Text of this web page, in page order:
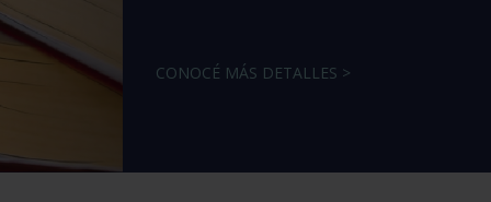
CONOCÉ MÁS DETALLES >